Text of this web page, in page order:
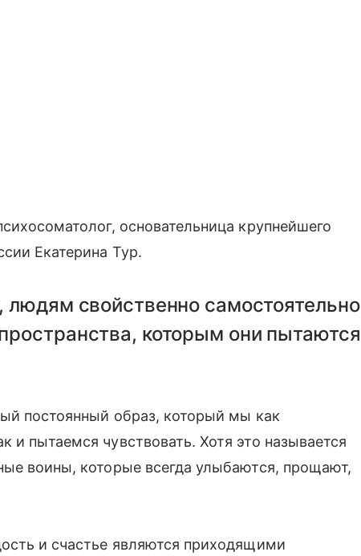
основательница крупнейшего
Екатерина Тур.
людям свойственно самостоятельно
которым они пытаются
постоянный образ, который мы как
пытаемся чувствовать. Хотя это называется
воины, которые всегда улыбаются, прощают,
и счастье являются приходящими